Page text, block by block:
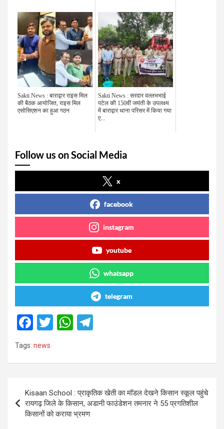
Sakti News : बाराद्वार राइस मिल
की बैठक आयोजित, राइस मिल
एसोसिएशन का हुआ गठन
Sakti News : सरदार वल्लभभाई
पटेल की 150वीं जयंती के उपलक्ष्य
में बाराद्वार थाना परिसर में किया गया
ए...
Follow us on Social Media
x
facebook
instagram
youtube
whatsapp
telegram
F
ce
o
o
k
T
W
A
p
p
a
m
Tags: news
navigation
Kisaan School : प्राकृतिक खेती का मॉडल देखने किसान स्कूल पहुंचे
रायगढ़ जिले के किसान, अडानी फाउंडेशन तमनार ने 55 प्रगतिशील
किसानों को कराया भ्रमण